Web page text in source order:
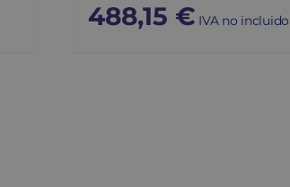
488,15 € IVA no incluido